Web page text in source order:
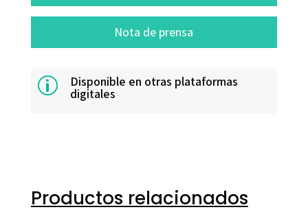
Nota de prensa
p Disponible en otras plataformas
digitales
Productos relacionados